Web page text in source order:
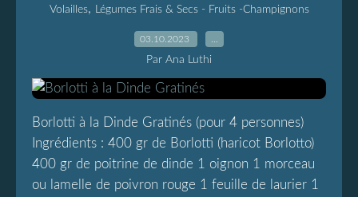
Volailles, Légumes Frais & Secs - Fruits -Champignons
03.10.2023
Par Ana Luthi
Borlotti à la Dinde Gratinés (pour 4 personnes)
Ingrédients : 400 gr de Borlotti (haricot Borlotto)
400 gr de poitrine de dinde 1 oignon 1 morceau
ou lamelle de poivron rouge 1 feuille de laurier 1